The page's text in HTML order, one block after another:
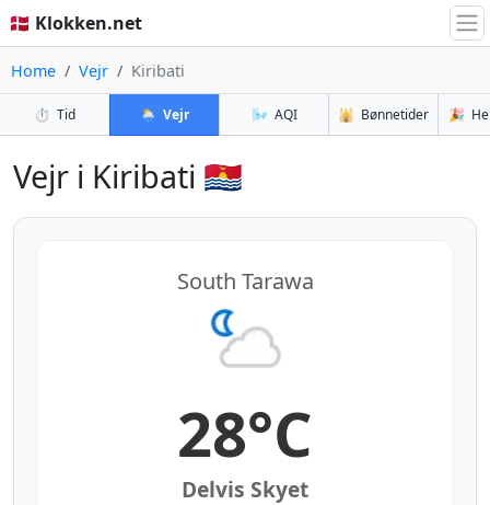
🇩🇰 Klokken.net
Home Vejr Kiribati
⏱️ Tid 🌦️ Vejr 🌬️ AQI 🕌 Bønnetider 🎉
Vejr i Kiribati 🇰🇮
South Tarawa
28°C
Delvis Skyet